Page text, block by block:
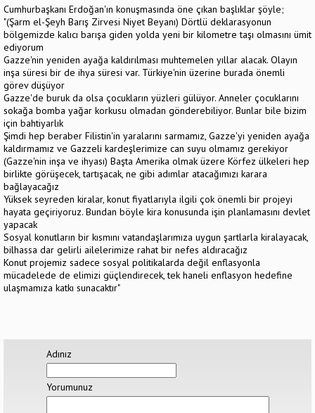
Cumhurbaşkanı Erdoğan'ın konuşmasında öne çıkan başlıklar şöyle;
"(Şarm el-Şeyh Barış Zirvesi Niyet Beyanı) Dörtlü deklarasyonun
bölgemizde kalıcı barışa giden yolda yeni bir kilometre taşı olmasını ümit
ediyorum
Gazze'nin yeniden ayağa kaldırılması muhtemelen yıllar alacak. Olayın
inşa süresi bir de ihya süresi var. Türkiye'nin üzerine burada önemli
görev düşüyor
Gazze'de buruk da olsa çocukların yüzleri gülüyor. Anneler çocuklarını
sokağa bomba yağar korkusu olmadan gönderebiliyor. Bunlar bile bizim
için bahtiyarlık
Şimdi hep beraber Filistin'in yaralarını sarmamız, Gazze'yi yeniden ayağa
kaldırmamız ve Gazzeli kardeşlerimize can suyu olmamız gerekiyor
(Gazze'nin inşa ve ihyası) Başta Amerika olmak üzere Körfez ülkeleri hep
birlikte görüşecek, tartışacak, ne gibi adımlar atacağımızı karara
bağlayacağız
Yüksek seyreden kiralar, konut fiyatlarıyla ilgili çok önemli bir projeyi
hayata geçiriyoruz. Bundan böyle kira konusunda işin planlamasını devlet
yapacak
Sosyal konutların bir kısmını vatandaşlarımıza uygun şartlarla kiralayacak,
bilhassa dar gelirli ailelerimize rahat bir nefes aldıracağız
Konut projemiz sadece sosyal politikalarda değil enflasyonla
mücadelede de elimizi güçlendirecek, tek haneli enflasyon hedefine
ulaşmamıza katkı sunacaktır"
Adınız
Yorumunuz